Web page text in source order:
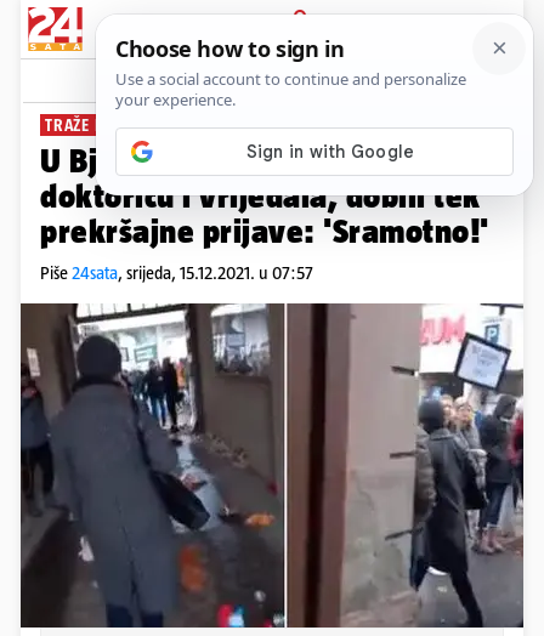
PRIJAVA
News Komentari
TRAŽE KAZNENE PRIJAVE
U Bjelovaru je rulja urlala na
doktoricu i vrijeđala, dobili tek
prekršajne prijave: 'Sramotno!'
Piše24sata, srijeda, 15.12.2021. u 07:57